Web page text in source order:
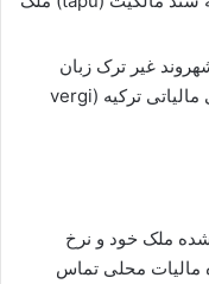
غیر ترک زبان
هستید، اغلب به یک شماره شناسایی مالیاتی ترکیه (vergi
شده ملک خود و نرخ
مالیات محلی تماس